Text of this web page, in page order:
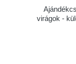
virágok -